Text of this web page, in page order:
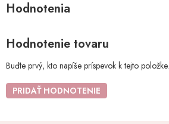
Hodnotenie tovaru
Buďte prvý, kto napíše príspevok k tejto položke.
PRIDAŤ HODNOTENIE